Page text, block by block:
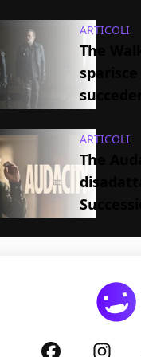
ARTICOLI
The
ARTICOLI
The